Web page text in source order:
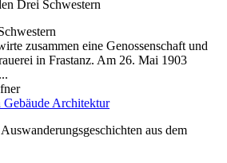
zusammen eine Genossenschaft und
in Frastanz. Am 26. Mai 1903
Gebäude Architektur